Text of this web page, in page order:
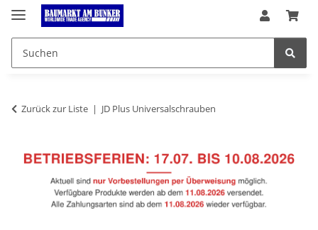
Zurück zur Liste JD Plus Universalschrauben